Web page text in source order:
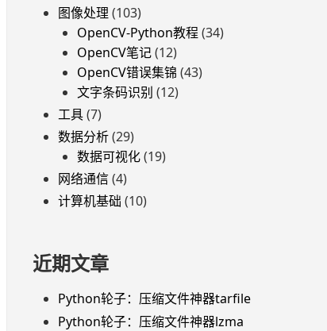
图像处理 (103)
OpenCV-Python教程 (34)
OpenCV笔记(12)
OpenCV错误集锦 (43)
文字条码识别 (12)
工具(7)
数据分析(29)
数据可视化(19)
网络通信(4)
计算机基础 (10)
近期文章
Python轮子：压缩文件神器tarfile
Python轮子：压缩文件神器lzma